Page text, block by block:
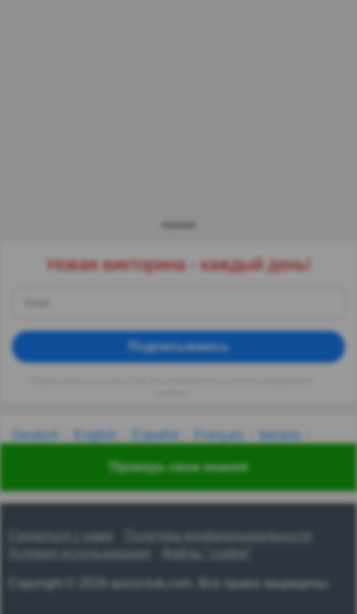
Проверь свои знания
Новая викторина - каждый день!
Подписываюсь
Deutsch English Español Français
Italiano
Українська हिन्दी 한국어
Связаться с нами
Политика конфиденциальности
Условия использования
Файлы "cookie"
Copyright © 2026 quizzclub.com. Все права защищены.